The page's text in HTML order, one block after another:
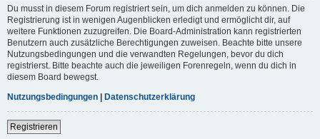
Du musst in diesem Forum registriert sein, um dich anmelden zu können. Die
Registrierung ist in wenigen Augenblicken erledigt und ermöglicht dir, auf
weitere Funktionen zuzugreifen. Die Board-Administration kann registrierten
Benutzern auch zusätzliche Berechtigungen zuweisen. Beachte bitte unsere
Nutzungsbedingungen und die verwandten Regelungen, bevor du dich
registrierst. Bitte beachte auch die jeweiligen Forenregeln, wenn du dich in
diesem Board bewegst.
Nutzungsbedingungen | Datenschutzerklärung
Registrieren